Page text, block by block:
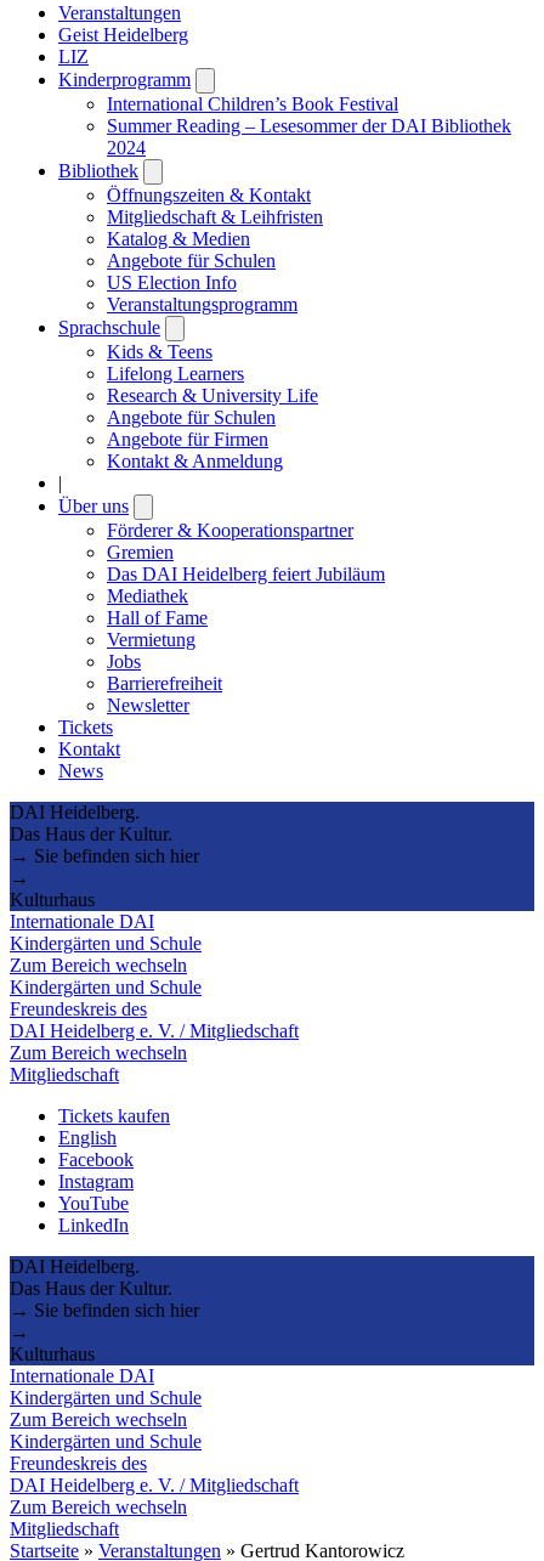
Veranstaltungen
Geist Heidelberg
LIZ
Kinderprogramm
submenu
International Children’s Book Festival
Summer Reading – Lesesommer der DAI Bibliothek
2024
Bibliothek
submenu
Öffnungszeiten & Kontakt
Mitgliedschaft & Leihfristen
Katalog & Medien
Angebote für Schulen
US Election Info
Veranstaltungsprogramm
Sprachschule
submenu
Kids & Teens
Lifelong Learners
Research & University Life
Angebote für Schulen
Angebote für Firmen
Kontakt & Anmeldung
|
Über uns
submenu
Förderer & Kooperationspartner
Gremien
Das DAI Heidelberg feiert Jubiläum
Mediathek
Hall of Fame
Vermietung
Jobs
Barrierefreiheit
Newsletter
Tickets
Kontakt
News
DAI Heidelberg.
Das Haus der Kultur.
→ Sie befinden sich hier
→
Kulturhaus
Internationale DAI
Kindergärten und Schule
Zum Bereich wechseln
Kindergärten und Schule
Freundeskreis des
DAI Heidelberg e. V. / Mitgliedschaft
Zum Bereich wechseln
Mitgliedschaft
Tickets kaufen
English
Facebook
Instagram
YouTube
LinkedIn
DAI Heidelberg.
Das Haus der Kultur.
→ Sie befinden sich hier
→
Kulturhaus
Internationale DAI
Kindergärten und Schule
Zum Bereich wechseln
Kindergärten und Schule
Freundeskreis des
DAI Heidelberg e. V. / Mitgliedschaft
Zum Bereich wechseln
Mitgliedschaft
Startseite » Veranstaltungen » Gertrud Kantorowicz